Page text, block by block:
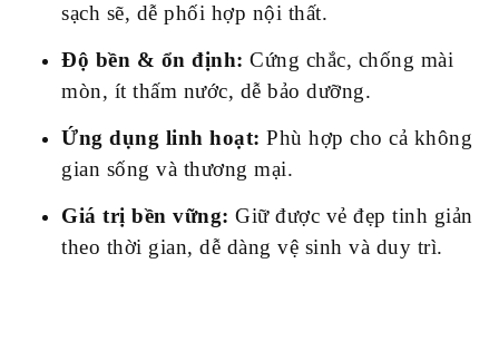
sạch sẽ, dễ phối hợp nội thất.
Độ bền & ổn định: Cứng chắc, chống mài
mòn, ít thấm nước, dễ bảo dưỡng.
Ứng dụng linh hoạt: Phù hợp cho cả không
gian sống và thương mại.
Giá trị bền vững: Giữ được vẻ đẹp tinh giản
theo thời gian, dễ dàng vệ sinh và duy trì.